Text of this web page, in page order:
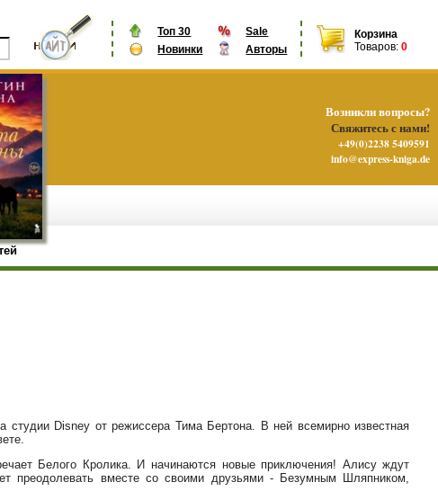
Топ 30
Sale
Новинки
Авторы
Корзина
Товаров: 0
студии Disney от режиссера Тима Бертона. В ней всемирно известная
Белого Кролика. И начинаются новые приключения! Алису ждут
преодолевать вместе со своими друзьями - Безумным Шляпником,
Возникли вопросы?
Свяжитесь с нами!
+49(0)2238 5409591
info@express-kniga.de